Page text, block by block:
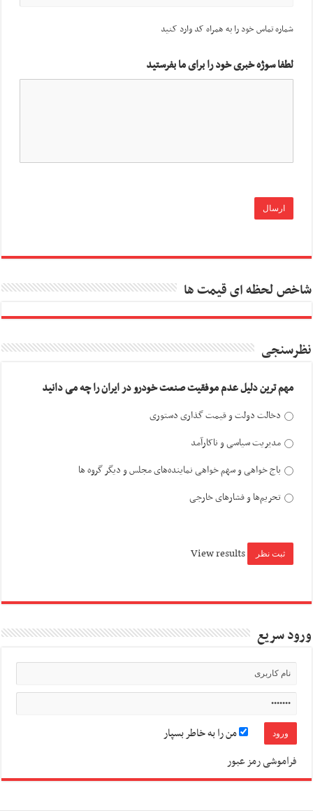
شماره تماس خود را به همراه کد وارد کنید
لطفا سوژه خبری خود را برای ما بفرستید
شاخص لحظه ای قیمت ها
نظرسنجی
مهم ترین دلیل عدم موفقیت صنعت خودرو در ایران را چه می دانید
دخالت دولت و قیمت گذاری دستوری
مدیریت سیاسی و ناکارآمد
باج خواهی و سهم خواهی نماینده‌های مجلس و دیگر گروه ها
تحریم‌ها و فشارهای خارجی
View results
ورود سریع
من را به خاطر بسپار
فراموشی رمز عبور